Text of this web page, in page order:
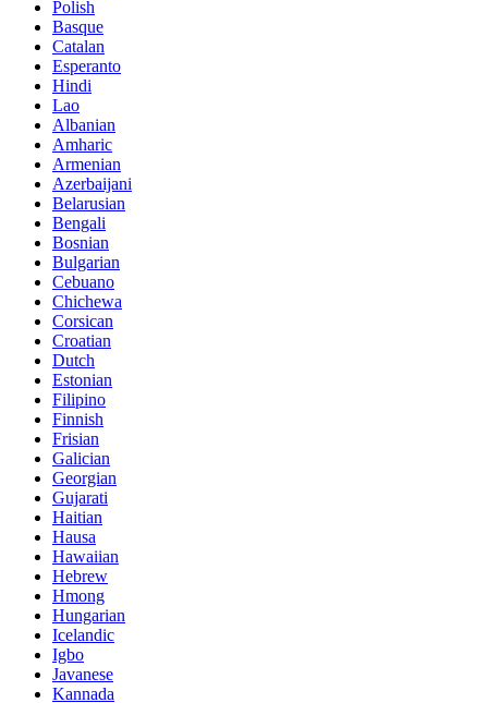
Polish
Basque
Catalan
Esperanto
Hindi
Lao
Albanian
Amharic
Armenian
Azerbaijani
Belarusian
Bengali
Bosnian
Bulgarian
Cebuano
Chichewa
Corsican
Croatian
Dutch
Estonian
Filipino
Finnish
Frisian
Galician
Georgian
Gujarati
Haitian
Hausa
Hawaiian
Hebrew
Hmong
Hungarian
Icelandic
Igbo
Javanese
Kannada